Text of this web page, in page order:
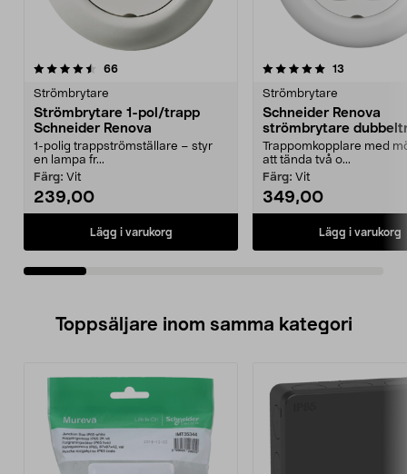
66recensioner
Strömbrytare
Strömbrytare 1-pol/trapp
Schneider Renova
1-polig trappströmställare – styr
en lampa fr...
Färg: Vit
239,00
Lägg i varukorg
5.0av 5 stjärnor 13
Strömbrytare
Schneider Renova
strömbrytare
Trappomkopplare med
att tända två o...
Färg: Vit
349,00
Lägg i varukorg
4.5av 5 stjärnor
Toppsäljare inom samma kategori